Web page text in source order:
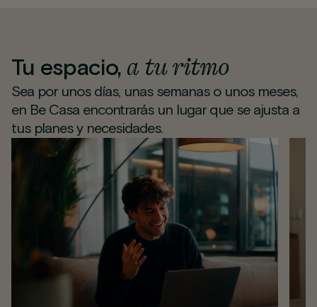
Tu espacio, a tu ritmo
Sea por unos días, unas semanas o unos meses,
en Be Casa encontrarás un lugar que se ajusta a
tus planes y necesidades.